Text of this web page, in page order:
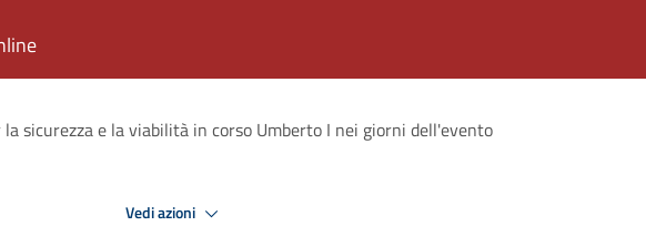
sicurezza e la viabilità in corso Umberto I nei giorni dell'evento
Vedi azioni